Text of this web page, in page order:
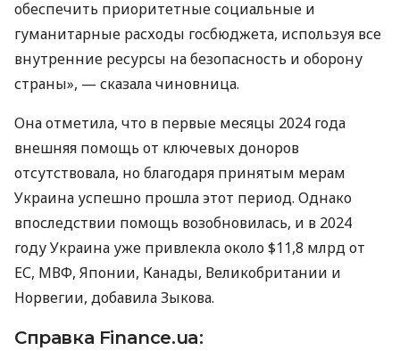
обеспечить приоритетные социальные и
гуманитарные расходы госбюджета, используя все
внутренние ресурсы на безопасность и оборону
страны», — сказала чиновница.
Она отметила, что в первые месяцы 2024 года
внешняя помощь от ключевых доноров
отсутствовала, но благодаря принятым мерам
Украина успешно прошла этот период. Однако
впоследствии помощь возобновилась, и в 2024
году Украина уже привлекла около $11,8 млрд от
ЕС, МВФ, Японии, Канады, Великобритании и
Норвегии, добавила Зыкова.
Справка Finance.ua: